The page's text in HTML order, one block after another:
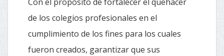
de los colegios profesionales en el
cumplimiento de los fines para los cuales
fueron creados, garantizar que sus